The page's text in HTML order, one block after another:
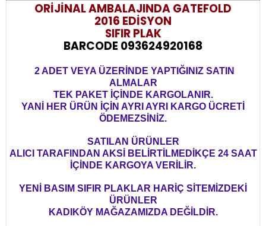
ORİJİNAL AMBALAJINDA GATEFOLD
2016 EDİSYON
SIFIR PLAK
BARCODE 093624920168
2 ADET VEYA ÜZERİNDE YAPTIĞINIZ SATIN
ALMALAR
TEK PAKET İÇİNDE KARGOLANIR.
YANİ HER ÜRÜN İÇİN AYRI AYRI KARGO ÜCRETİ
ÖDEMEZSİNİZ.
SATILAN ÜRÜNLER
ALICI TARAFINDAN AKSİ BELİRTİLMEDİKÇE 24 SAAT
İÇİNDE KARGOYA VERİLİR.
YENİ BASIM SIFIR PLAKLAR HARİÇ SİTEMİZDEKİ
ÜRÜNLER
KADIKÖY MAĞAZAMIZDA DEĞİLDİR.